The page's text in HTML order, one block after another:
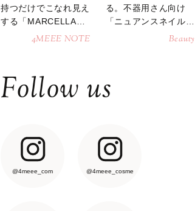
持つだけでこなれ見え
する「MARCELLAト
ートバッグ」4MEEE NOTE
る。不器用さん向け
「ニュアンスネイル」
Beauty
Follow us
@4meee_com @4meee_cosme